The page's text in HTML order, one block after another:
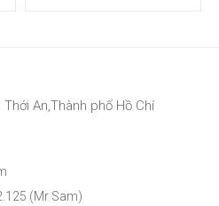
An,Thành phố Hồ Chí
(Mr Sam)